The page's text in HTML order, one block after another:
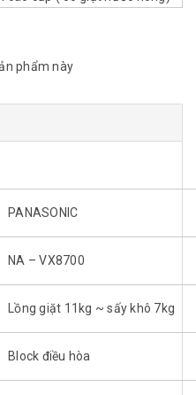
phẩm này
PANASONIC
NA – VX8700
Lồng giặt 11kg ~ sấy khô 7kg
Block điều hòa